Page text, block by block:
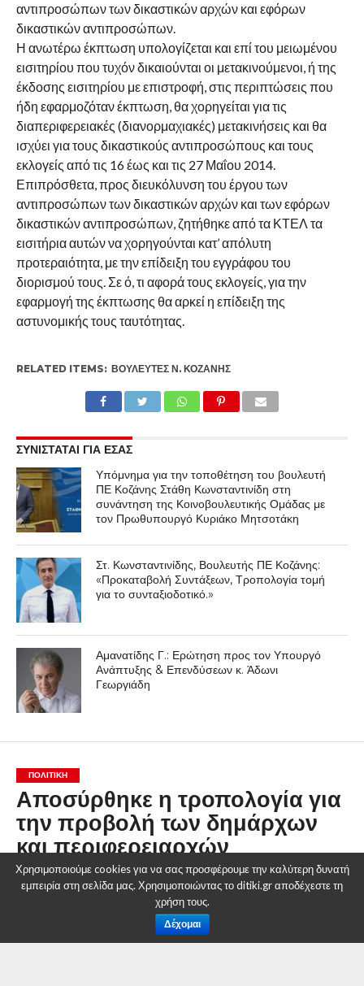
αντιπροσώπων των δικαστικών αρχών και εφόρων
δικαστικών αντιπροσώπων.
Η ανωτέρω έκπτωση υπολογίζεται και επί του μειωμένου
εισιτηρίου που τυχόν δικαιούνται οι μετακινούμενοι, ή της
έκδοσης εισιτηρίου με επιστροφή, στις περιπτώσεις που
ήδη εφαρμοζόταν έκπτωση, θα χορηγείται για τις
διαπεριφερειακές (διανορμαχιακές) μετακινήσεις και θα
ισχύει για τους δικαστικούς αντιπροσώπους και τους
εκλογείς από τις 16 έως και τις 27 Μαΐου 2014.
Επιπρόσθετα, προς διευκόλυνση του έργου των
αντιπροσώπων των δικαστικών αρχών και των εφόρων
δικαστικών αντιπροσώπων, ζητήθηκε από τα ΚΤΕΛ τα
εισιτήρια αυτών να χορηγούνται κατ’ απόλυτη
προτεραιότητα, με την επίδειξη του εγγράφου του
διορισμού τους. Σε ό, τι αφορά τους εκλογείς, για την
εφαρμογή της έκπτωσης θα αρκεί η επίδειξη της
αστυνομικής τους ταυτότητας.
RELATED ITEMS: ΒΟΥΛΕΥΤΈΣ Ν. ΚΟΖΆΝΗΣ
ΣΥΝΙΣΤΑΤΑΙ ΓΙΑ ΕΣΑΣ
Υπόμνημα για την τοποθέτηση του βουλευτή
ΠΕ Κοζάνης Στάθη Κωνσταντινίδη στη
συνάντηση της Κοινοβουλευτικής Ομάδας με
τον Πρωθυπουργό Κυριάκο Μητσοτάκη
Στ. Κωνσταντινίδης, Βουλευτής ΠΕ Κοζάνης:
«Προκαταβολή Συντάξεων, Τροπολογία τομή
για το συνταξιοδοτικό.»
Αμανατίδης Γ.: Ερώτηση προς τον Υπουργό
Ανάπτυξης & Επενδύσεων κ. Άδωνι
Γεωργιάδη
ΠΟΛΙΤΙΚΉ
Αποσύρθηκε η τροπολογία για
την προβολή των δημάρχων
και περιφερειαρχών
ByΔυτική Μακεδονία
1 Μαΐου 2014
Χρησιμοποιούμε cookies για να σας προσφέρουμε την καλύτερη δυνατή
εμπειρία στη σελίδα μας. Χρησιμοποιώντας το ditiki.gr αποδέχεστε τη
χρήση τους.
Δέχομαι